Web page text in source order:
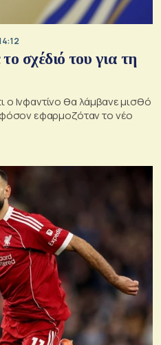
σχέδιό του για τη
ο Ινφαντίνο θα λάμβανε μισθό
εφαρμοζόταν το νέο